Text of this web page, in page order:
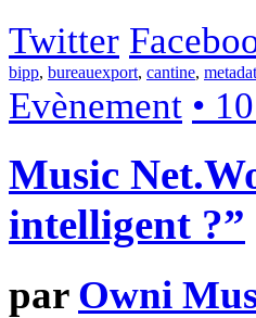
Twitter
bipp, bureauexport, cantine,
Evènement •
Music
intelligent ?”
par Owni